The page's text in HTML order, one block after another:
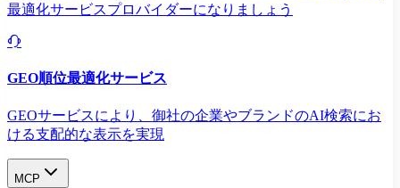
最適化サービスプロバイダーになりましょう
GEO順位最適化サービス
GEOサービスにより、御社の企業やブランドのAI検索にお
ける支配的な表示を実現​
MCP